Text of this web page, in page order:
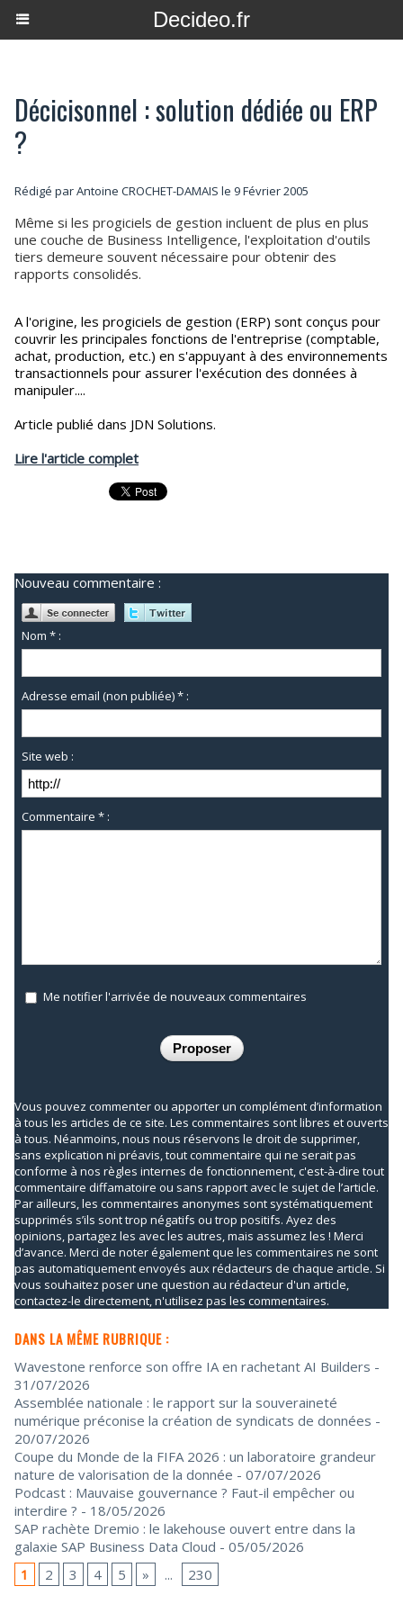
Decideo.fr
Décicisonnel : solution dédiée ou ERP
?
Rédigé par Antoine CROCHET-DAMAIS le 9 Février 2005
Même si les progiciels de gestion incluent de plus en plus
une couche de Business Intelligence, l'exploitation d'outils
tiers demeure souvent nécessaire pour obtenir des
rapports consolidés.
A l'origine, les progiciels de gestion (ERP) sont conçus pour
couvrir les principales fonctions de l'entreprise (comptable,
achat, production, etc.) en s'appuyant à des environnements
transactionnels pour assurer l'exécution des données à
manipuler....
Article publié dans JDN Solutions.
Lire l'article complet
Nouveau commentaire :
Nom * :
Adresse email (non publiée) * :
Site web :
Commentaire * :
Me notifier l'arrivée de nouveaux commentaires
Vous pouvez commenter ou apporter un complément d’information
à tous les articles de ce site. Les commentaires sont libres et ouverts
à tous. Néanmoins, nous nous réservons le droit de supprimer,
sans explication ni préavis, tout commentaire qui ne serait pas
conforme à nos règles internes de fonctionnement, c'est-à-dire tout
commentaire diffamatoire ou sans rapport avec le sujet de l’article.
Par ailleurs, les commentaires anonymes sont systématiquement
supprimés s’ils sont trop négatifs ou trop positifs. Ayez des
opinions, partagez les avec les autres, mais assumez les ! Merci
d’avance. Merci de noter également que les commentaires ne sont
pas automatiquement envoyés aux rédacteurs de chaque article. Si
vous souhaitez poser une question au rédacteur d'un article,
contactez-le directement, n'utilisez pas les commentaires.
DANS LA MÊME RUBRIQUE :
Wavestone renforce son offre IA en rachetant AI Builders -
31/07/2026
Assemblée nationale : le rapport sur la souveraineté
numérique préconise la création de syndicats de données -
20/07/2026
Coupe du Monde de la FIFA 2026 : un laboratoire grandeur
nature de valorisation de la donnée - 07/07/2026
Podcast : Mauvaise gouvernance ? Faut-il empêcher ou
interdire ? - 18/05/2026
SAP rachète Dremio : le lakehouse ouvert entre dans la
galaxie SAP Business Data Cloud - 05/05/2026
1
2 3 4 5 » ... 230